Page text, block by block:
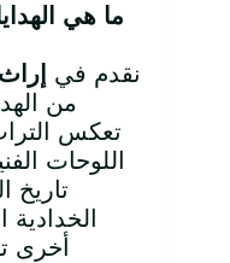
ما هي
نقدم في إراث
من
تعكس
اللوحات
تاريخ
أخرى